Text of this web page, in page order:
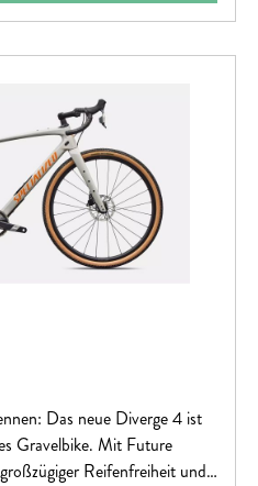
Das neue Diverge 4 ist
Gravelbike. Mit Future
Reifenfreiheit und